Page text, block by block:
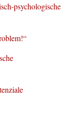
psychologische